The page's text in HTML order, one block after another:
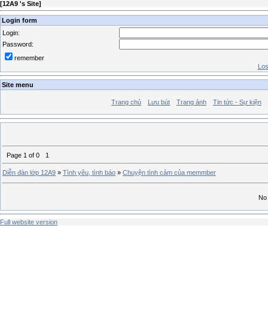
[12A9 's Site]
Login form
Login:
Password:
remember
Site menu
Trang chủ Lưu bút Trang ảnh Tin tức - Sự kiện
Page 1 of 0 1
Diễn đàn lớp 12A9 » Tình yêu, tình báo » Chuyện tình cảm của memmber
Full website version